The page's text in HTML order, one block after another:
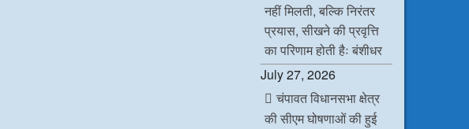
नहीं मिलती, बल्कि निरंतर
प्रयास, सीखने की प्रवृत्ति
का परिणाम होती हैः बंशीधर
July 27, 2026
चंपावत विधानसभा क्षेत्र
की सीएम घोषणाओं की हुई